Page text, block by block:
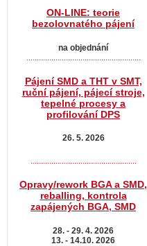
ON-LINE: teorie
bezolovnatého pájení
na objednání
Pájení SMD a THT v SMT,
ruční pájení, pájecí stroje,
tepelné procesy a
profilování DPS
26. 5. 2026
...................................................
Opravy/rework BGA a SMD,
reballing, kontrola
zapájených BGA, SMD
28. - 29. 4. 2026
13. - 14.10. 2026